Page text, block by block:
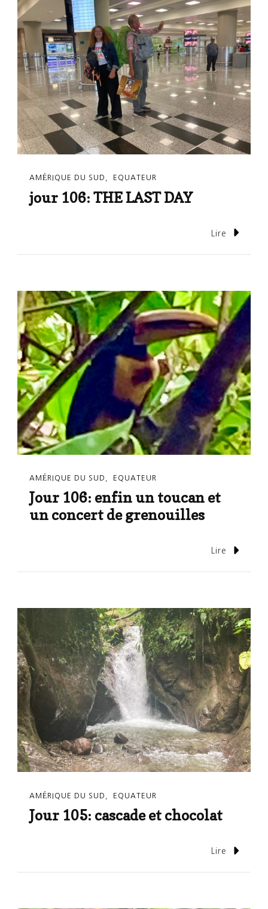
AMÉRIQUE DU SUD EQUATEUR
jour 106: THE LAST DAY
Lire
AMÉRIQUE DU SUD EQUATEUR
Jour 106: enfin un toucan et
un concert de grenouilles
Lire
AMÉRIQUE DU SUD EQUATEUR
Jour 105: cascade et chocolat
Lire